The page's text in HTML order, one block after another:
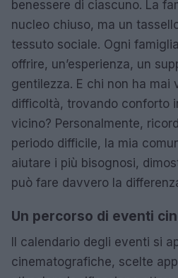
benessere di ciascuno. La
nucleo chiuso, ma un
tessuto sociale. Ogni
offrire, un’esperienza, un
gentilezza. E chi non ha mai
difficoltà, trovando conforto
vicino? Personalmente,
periodo difficile, la mia
aiutare i più bisognosi,
può fare davvero la
Un percorso di eventi
Il calendario degli eventi si
cinematografiche, scelte